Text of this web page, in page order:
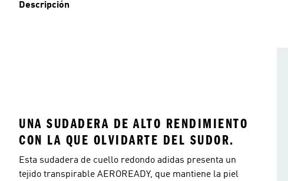
Descripción
UNA SUDADERA DE ALTO RENDIMIENTO
CON LA QUE OLVIDARTE DEL SUDOR.
Esta sudadera de cuello redondo adidas presenta un
tejido transpirable AEROREADY, que mantiene la piel